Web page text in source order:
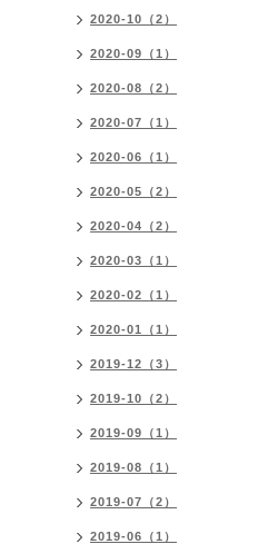
2020-10（2）
2020-09（1）
2020-08（2）
2020-07（1）
2020-06（1）
2020-05（2）
2020-04（2）
2020-03（1）
2020-02（1）
2020-01（1）
2019-12（3）
2019-10（2）
2019-09（1）
2019-08（1）
2019-07（2）
2019-06（1）